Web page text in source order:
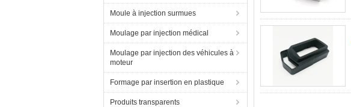
Moule à injection surmues
Moulage par injection médical
Moulage par injection des véhicules à
moteur
Formage par insertion en plastique
Produits transparents